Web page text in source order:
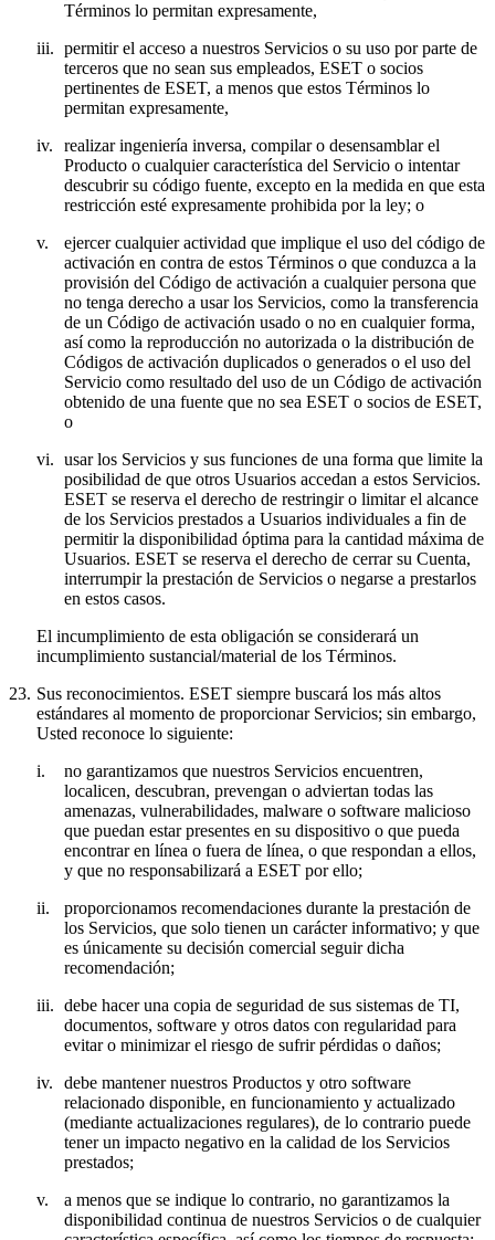
Términos lo permitan expresamente,
iii. permitir el acceso a nuestros Servicios o su uso por parte de
terceros que no sean sus empleados, ESET o socios
pertinentes de ESET, a menos que estos Términos lo
permitan expresamente,
iv.
realizar ingeniería inversa, compilar o desensamblar el
Producto o cualquier característica del Servicio o intentar
descubrir su código fuente, excepto en la medida en que esta
restricción esté expresamente prohibida por la ley; o
v.
ejercer cualquier actividad que implique el uso del código de
activación en contra de estos Términos o que conduzca a la
provisión del Código de activación a cualquier persona que
no tenga derecho a usar los Servicios, como la transferencia
de un Código de activación usado o no en cualquier forma,
así como la reproducción no autorizada o la distribución de
Códigos de activación duplicados o generados o el uso del
Servicio como resultado del uso de un Código de activación
obtenido de una fuente que no sea ESET o socios de ESET,
o
vi. usar los Servicios y sus funciones de una forma que limite la
posibilidad de que otros Usuarios accedan a estos Servicios.
ESET se reserva el derecho de restringir o limitar el alcance
de los Servicios prestados a Usuarios individuales a fin de
permitir la disponibilidad óptima para la cantidad máxima de
Usuarios. ESET se reserva el derecho de cerrar su Cuenta,
interrumpir la prestación de Servicios o negarse a prestarlos
en estos casos.
El incumplimiento de esta obligación se considerará un
incumplimiento sustancial/material de los Términos.
23. Sus reconocimientos. ESET siempre buscará los más altos
estándares al momento de proporcionar Servicios; sin embargo,
Usted reconoce lo siguiente:
i.
no garantizamos que nuestros Servicios encuentren,
localicen, descubran, prevengan o adviertan todas las
amenazas, vulnerabilidades, malware o software malicioso
que puedan estar presentes en su dispositivo o que pueda
encontrar en línea o fuera de línea, o que respondan a ellos,
y que no responsabilizará a ESET por ello;
ii.
proporcionamos recomendaciones durante la prestación de
los Servicios, que solo tienen un carácter informativo; y que
es únicamente su decisión comercial seguir dicha
recomendación;
iii. debe hacer una copia de seguridad de sus sistemas de TI,
documentos, software y otros datos con regularidad para
evitar o minimizar el riesgo de sufrir pérdidas o daños;
iv.
debe mantener nuestros Productos y otro software
relacionado disponible, en funcionamiento y actualizado
(mediante actualizaciones regulares), de lo contrario puede
tener un impacto negativo en la calidad de los Servicios
prestados;
v.
a menos que se indique lo contrario, no garantizamos la
disponibilidad continua de nuestros Servicios o de cualquier